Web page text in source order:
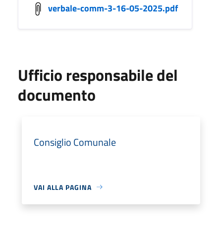
verbale-comm-3-16-05-2025.pdf
Ufficio responsabile del
documento
Consiglio Comunale
VAI ALLA PAGINA